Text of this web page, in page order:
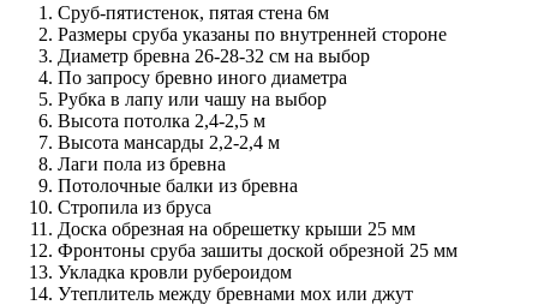
Сруб-пятистенок, пятая стена 6м
Размеры сруба указаны по внутренней стороне
Диаметр бревна 26-28-32 см на выбор
По запросу бревно иного диаметра
Рубка в лапу или чашу на выбор
Высота потолка 2,4-2,5 м
Высота мансарды 2,2-2,4 м
Лаги пола из бревна
Потолочные балки из бревна
Стропила из бруса
Доска обрезная на обрешетку крыши 25 мм
Фронтоны сруба зашиты доской обрезной 25 мм
Укладка кровли рубероидом
Утеплитель между бревнами мох или джут